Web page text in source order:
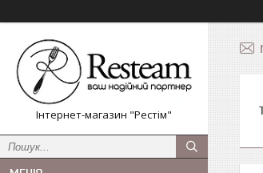
Інтернет-магазин "Рестім"